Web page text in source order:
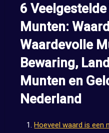
6
Munten:
Waardevolle
Bewaring,
Munten en
Nederland
Hoeveel waard is een